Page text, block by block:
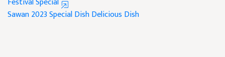
Sawan 2023Special DishDelicious Dish